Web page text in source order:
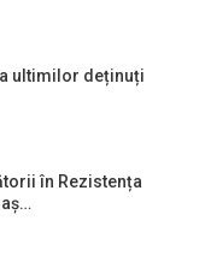
ultimilor deținuți
în Rezistența